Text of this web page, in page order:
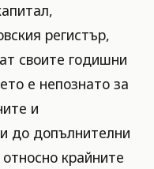
регистър,
своите годишни
е непознато за
и
до допълнителни
крайните